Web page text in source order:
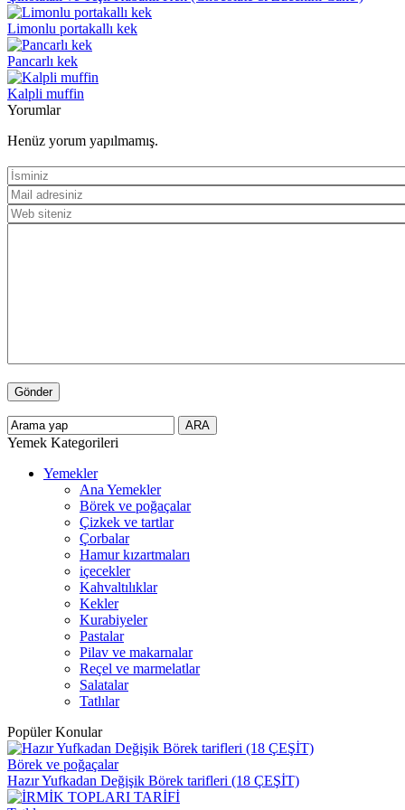
Limonlu portakallı kek
Pancarlı kek
Kalpli muffin
Yorumlar
Henüz yorum yapılmamış.
Yemek Kategorileri
Yemekler
Ana Yemekler
Börek ve poğaçalar
Çizkek ve tartlar
Çorbalar
Hamur kızartmaları
içecekler
Kahvaltılıklar
Kekler
Kurabiyeler
Pastalar
Pilav ve makarnalar
Reçel ve marmelatlar
Salatalar
Tatlılar
Popüler Konular
Börek ve poğaçalar
Hazır Yufkadan Değişik Börek tarifleri (18 ÇEŞİT)